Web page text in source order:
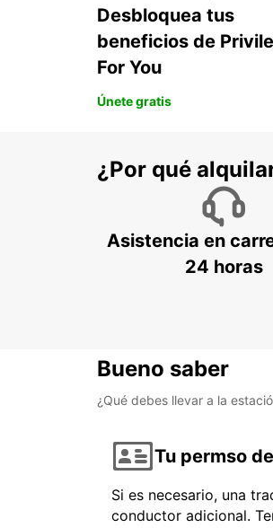
Desbloquea tus
beneficios de
For You
Únete gratis
¿Por qué
Asistencia en
24 horas
Bueno saber
¿Qué debes llevar a la
Tu permso
Si es necesario, una
conductor adicional.